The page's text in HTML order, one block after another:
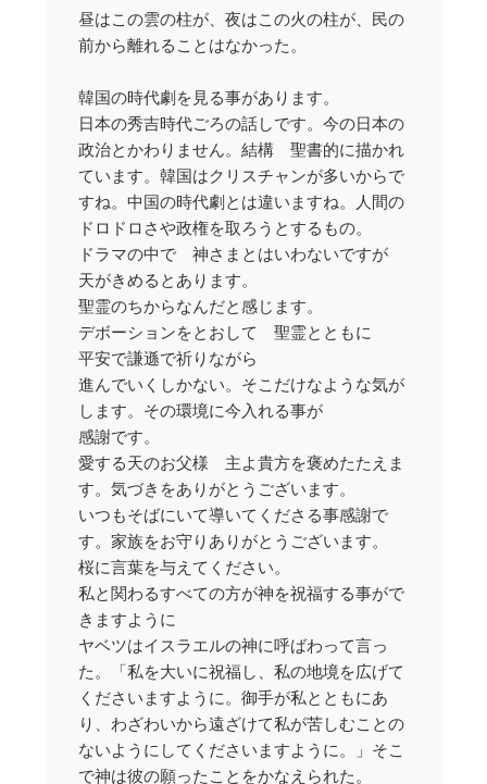
昼はこの雲の柱が、夜はこの火の柱が、民の
前から離れることはなかった。
韓国の時代劇を見る事があります。
日本の秀吉時代ごろの話しです。今の日本の
政治とかわりません。結構 聖書的に描かれ
ています。韓国はクリスチャンが多いからで
すね。中国の時代劇とは違いますね。人間の
ドロドロさや政権を取ろうとするもの。
ドラマの中で 神さまとはいわないですが
天がきめるとあります。
聖霊のちからなんだと感じます。
デボーションをとおして 聖霊とともに
平安で謙遜で祈りながら
進んでいくしかない。そこだけなような気が
します。その環境に今入れる事が
感謝です。
愛する天のお父様 主よ貴方を褒めたたえま
す。気づきをありがとうございます。
いつもそばにいて導いてくださる事感謝で
す。家族をお守りありがとうございます。
桜に言葉を与えてください。
私と関わるすべての方が神を祝福する事がで
きますように
ヤベツはイスラエルの神に呼ばわって言っ
た。「私を大いに祝福し、私の地境を広げて
くださいますように。御手が私とともにあ
り、わざわいから遠ざけて私が苦しむことの
ないようにしてくださいますように。」そこ
で神は彼の願ったことをかなえられた。